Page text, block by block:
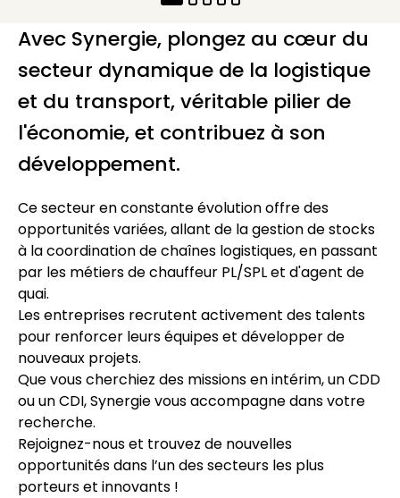
Avec Synergie, plongez au cœur du
secteur dynamique de la logistique
et du transport, véritable pilier de
l'économie, et contribuez à son
développement.
Ce secteur en constante évolution offre des
opportunités variées, allant de la gestion de stocks
à la coordination de chaînes logistiques, en passant
par les métiers de chauffeur PL/SPL et d'agent de
quai.
Les entreprises recrutent activement des talents
pour renforcer leurs équipes et développer de
nouveaux projets.
Que vous cherchiez des missions en intérim, un CDD
ou un CDI, Synergie vous accompagne dans votre
recherche.
Rejoignez-nous et trouvez de nouvelles
opportunités dans l’un des secteurs les plus
porteurs et innovants !